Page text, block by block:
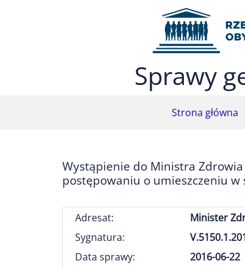
Przejdź do menu głównego (nacisnij Enter)
Przejdź do mapy serwisu (nacisnij Enter)
Sprawy
Strona główna
Wystąpienie do Ministra
postępowaniu o umieszczeniu
Adresat:
Minister
Sygnatura:
Data sprawy:
2016-06-22